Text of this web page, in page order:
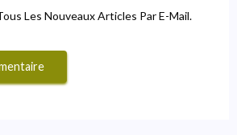
Les Nouveaux Articles Par E-Mail.